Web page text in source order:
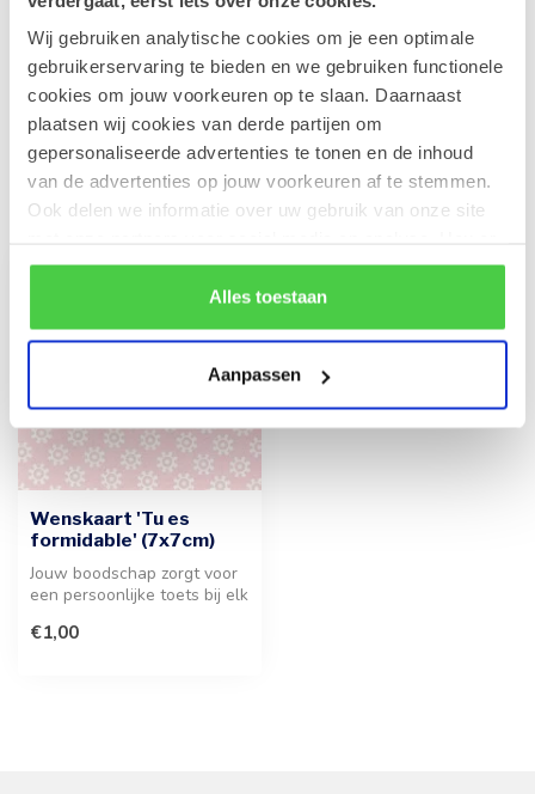
Wij gebruiken analytische cookies om je een optimale
gebruikerservaring te bieden en we gebruiken functionele
cookies om jouw voorkeuren op te slaan. Daarnaast
plaatsen wij cookies van derde partijen om
gepersonaliseerde advertenties te tonen en de inhoud
van de advertenties op jouw voorkeuren af te stemmen.
Ook delen we informatie over uw gebruik van onze site
rekening mee dat als je bepaalde cookies blokkeert, het
de correcte werking van de website kan verstoren.
Alles toestaan
Aanpassen
Leonidas 1kg Pralines en fles
CAVA 75cl
Op voorraad
€65,90
Recent bekeken
Wenskaart 'Tu es
formidable' (7x7cm)
Jouw boodschap zorgt voor
een persoonlijke toets bij elk
€1,00